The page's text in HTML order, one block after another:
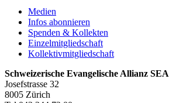
Medien
Infos abonnieren
Spenden & Kollekten
Einzelmitgliedschaft
Kollektivmitgliedschaft
Schweizerische Evangelische Allianz SEA
Josefstrasse 32
8005 Zürich